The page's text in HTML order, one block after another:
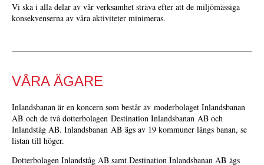
Vi ska i alla delar av vår verksamhet sträva efter att de miljömässiga
konsekvenserna av våra aktiviteter minimeras.
VÅRA ÄGARE
Inlandsbanan är en koncern som består av moderbolaget Inlandsbanan
AB och de två dotterbolagen Destination Inlandsbanan AB och
Inlandståg AB. Inlandsbanan AB ägs av 19 kommuner längs banan, se
listan till höger.
Dotterbolagen Inlandståg AB samt Destination Inlandsbanan AB ägs